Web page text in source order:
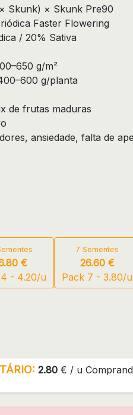
Skunk) × Skunk Pre90
Faster Flowering
/ 20% Sativa
g/m²
g/planta
de frutas maduras
ansiedade, falta de
€
- 4.20/u
7 Sementes
26.60 €
Pack 7 - 3.80/u
2.80 € / u